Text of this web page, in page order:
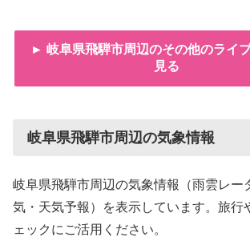
► 岐阜県飛騨市周辺のその他のライ
見る
岐阜県飛騨市周辺の気象情報
岐阜県飛騨市周辺の気象情報（雨雲レー
気・天気予報）を表示しています。旅行
ェックにご活用ください。